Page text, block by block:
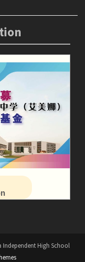
High School